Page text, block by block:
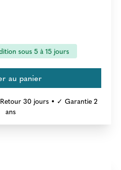
sous 5 à 15 jours
30 jours • ✓ Garantie 2
ans